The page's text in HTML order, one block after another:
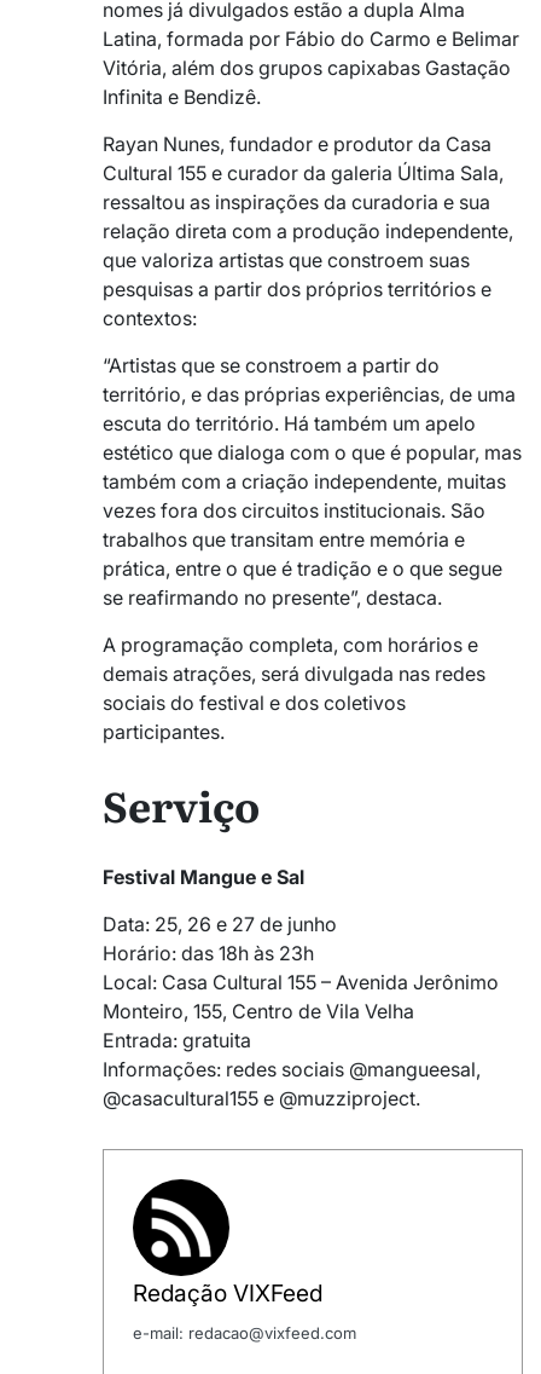
nomes já divulgados estão a dupla Alma
Latina, formada por Fábio do Carmo e Belimar
Vitória, além dos grupos capixabas Gastação
Infinita e Bendizê.
Rayan Nunes, fundador e produtor da Casa
Cultural 155 e curador da galeria Última Sala,
ressaltou as inspirações da curadoria e sua
relação direta com a produção independente,
que valoriza artistas que constroem suas
pesquisas a partir dos próprios territórios e
contextos:
“Artistas que se constroem a partir do
território, e das próprias experiências, de uma
escuta do território. Há também um apelo
estético que dialoga com o que é popular, mas
também com a criação independente, muitas
vezes fora dos circuitos institucionais. São
trabalhos que transitam entre memória e
prática, entre o que é tradição e o que segue
se reafirmando no presente”, destaca.
A programação completa, com horários e
demais atrações, será divulgada nas redes
sociais do festival e dos coletivos
participantes.
Serviço
Festival Mangue e Sal
Data: 25, 26 e 27 de junho
Horário: das 18h às 23h
Local: Casa Cultural 155 – Avenida Jerônimo
Monteiro, 155, Centro de Vila Velha
Entrada: gratuita
Informações: redes sociais @mangueesal,
@casacultural155 e @muzziproject.
Redação VIXFeed
e-mail: redacao@vixfeed.com